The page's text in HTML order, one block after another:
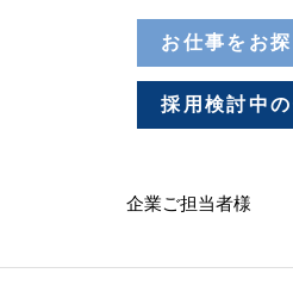
お仕事をお
採用検討中
企業ご担当者様